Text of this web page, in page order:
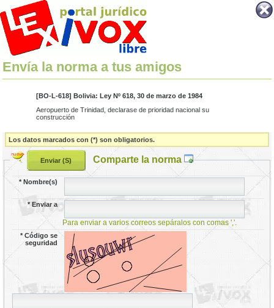
Envía la norma a tus amigos
[BO-L-618] Bolivia: Ley Nº 618, 30 de marzo de 1984
Aeropuerto de Trinidad, declarase de prioridad nacional su
construcción
Los datos marcados con (*) son obligatorios.
Comparte la norma
*Nombre(s)
*Enviar a
Para enviar a varios correos sepáralos con comas ','.
*Código se
seguridad